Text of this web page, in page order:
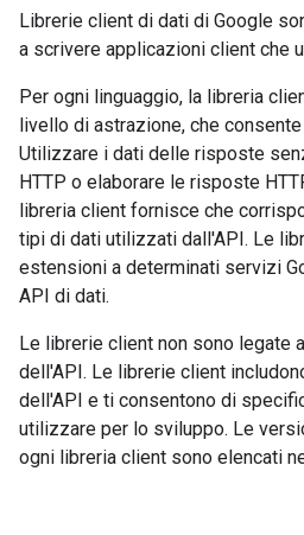
Librerie client di dati di Google
a scrivere applicazioni client che
Per ogni linguaggio, la libreria
livello di astrazione, che
Utilizzare i dati delle risposte
HTTP o elaborare le risposte
libreria client fornisce che
tipi di dati utilizzati dall'API. Le
estensioni a determinati servizi
API di dati.
Le librerie client non sono legate
dell'API. Le librerie client
dell'API e ti consentono di
utilizzare per lo sviluppo. Le
ogni libreria client sono elencati